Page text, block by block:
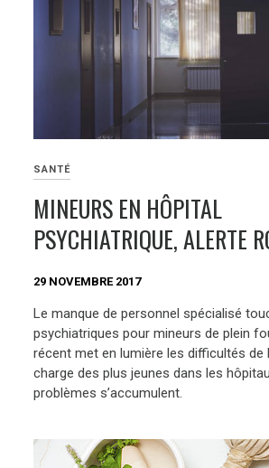
SANTÉ
MINEURS EN HÔPITAL
PSYCHIATRIQUE, ALERTE
29 NOVEMBRE 2017
Le manque de personnel spécialisé
psychiatriques pour mineurs de plein
récent met en lumière les difficultés de
charge des plus jeunes dans les
problèmes s’accumulent.